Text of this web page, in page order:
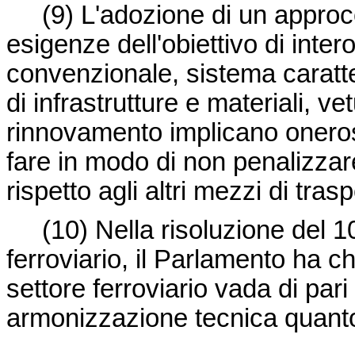
(9) L'adozione di un
esigenze dell'obiettivo di
convenzionale, sistema
di infrastrutture e materiali,
rinnovamento implicano
fare in modo di non
rispetto agli altri mezzi di
(10) Nella risoluzione del
ferroviario, il Parlamento ha
settore ferroviario vada di
armonizzazione tecnica